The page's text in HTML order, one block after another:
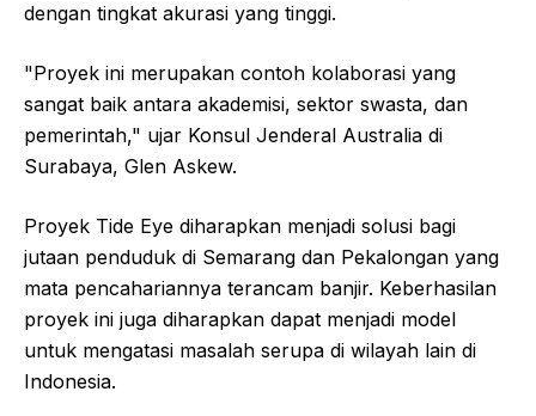
dengan tingkat akurasi yang tinggi.
"Proyek ini merupakan contoh kolaborasi yang
sangat baik antara akademisi, sektor swasta, dan
pemerintah," ujar Konsul Jenderal Australia di
Surabaya, Glen Askew.
Proyek Tide Eye diharapkan menjadi solusi bagi
jutaan penduduk di Semarang dan Pekalongan yang
mata pencahariannya terancam banjir. Keberhasilan
proyek ini juga diharapkan dapat menjadi model
untuk mengatasi masalah serupa di wilayah lain di
Indonesia.